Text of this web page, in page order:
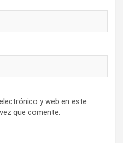
y web en este
que comente.